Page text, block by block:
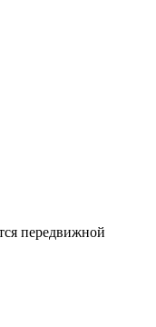
передвижной